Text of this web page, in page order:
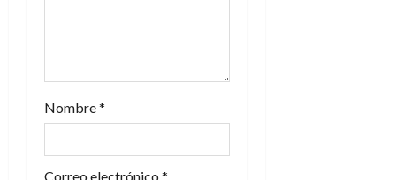
a
d
a
Nombre*
Correo electrónico *